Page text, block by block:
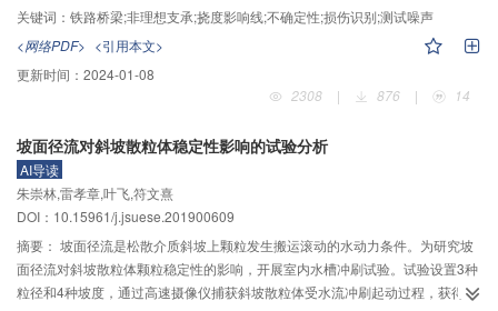
装配式铁路桥梁主梁，并引入基于对数正态分布模型的主梁截面初始不确定性
参数。通过力法原理推导了该主梁挠度影响线的解析表达式，进而提出考虑边
界非理想的铁路梁损伤识别方法。采用实测某装配式3跨连续组合梁桥挠度影响
线，评价该桥的承载能力，同时对所提方法进行验证，并研究了挠度影响线测
点位置、局部损伤位置与程度、测试噪声对主梁挠度影响线的影响。结果表
桥某跨及其临跨的局部损伤，且更易于识别主梁跨中与纵梁结构损伤，指标抗
噪性良好；实测影响线可用于评价装配式连续梁桥中支座连续性的强弱，为实
际铁路桥梁的挠度影响线分析与损伤识别提供理论借鉴。
关键词： 铁路桥梁;非理想支承;挠度影响线;不确定性;损伤识别;测试噪声
<网络PDF> <引用本文>
更新时间： 2024-01-08
2308
| 876 | 14
坡面径流对斜坡散粒体稳定性影响的试验分析
AI导读
朱崇林,雷孝章,叶飞,符文熹
DOI：10.15961/j.jsuese.201900609
摘要： 坡面径流是松散介质斜坡上颗粒发生搬运滚动的水动力条件。为研究坡
面径流对斜坡散粒体颗粒稳定性的影响，开展室内水槽冲刷试验。试验设置3种
粒径和4种坡度，通过高速摄像仪捕获斜坡散粒体受水流冲刷起动过程，获得不